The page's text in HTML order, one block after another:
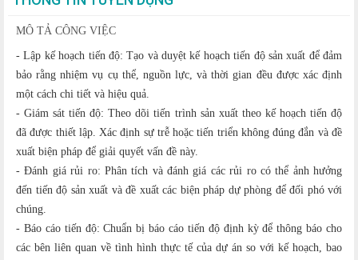
MÔ TẢ CÔNG VIỆC
- Lập kế hoạch tiến độ: Tạo và duyệt kế hoạch tiến độ sản xuất để đảm
bảo rằng nhiệm vụ cụ thể, nguồn lực, và thời gian đều được xác định
một cách chi tiết và hiệu quả.
- Giám sát tiến độ: Theo dõi tiến trình sản xuất theo kế hoạch tiến độ
đã được thiết lập. Xác định sự trễ hoặc tiến triển không đúng đắn và đề
xuất biện pháp để giải quyết vấn đề này.
- Đánh giá rủi ro: Phân tích và đánh giá các rủi ro có thể ảnh hưởng
đến tiến độ sản xuất và đề xuất các biện pháp dự phòng để đối phó với
chúng.
- Báo cáo tiến độ: Chuẩn bị báo cáo tiến độ định kỳ để thông báo cho
các bên liên quan về tình hình thực tế của dự án so với kế hoạch, bao